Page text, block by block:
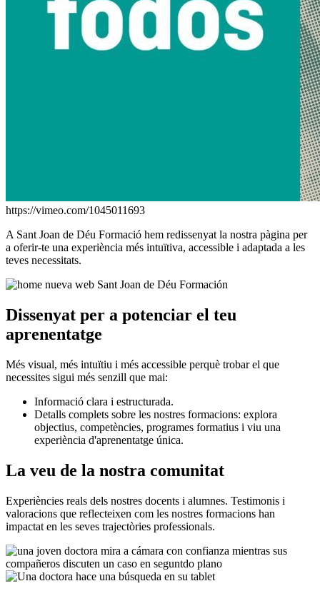
https://vimeo.com/1045011693
A Sant Joan de Déu Formació hem redissenyat la nostra pàgina per
a oferir-te una experiència més intuïtiva, accessible i adaptada a les
teves necessitats.
Dissenyat per a potenciar el teu
aprenentatge
Més visual, més intuïtiu i més accessible perquè trobar el que
necessites sigui més senzill que mai:
Informació clara i estructurada.
Detalls complets sobre les nostres formacions: explora
objectius, competències, programes formatius i viu una
experiència d'aprenentatge única.
La veu de la nostra comunitat
Experiències reals dels nostres docents i alumnes. Testimonis i
valoracions que reflecteixen com les nostres formacions han
impactat en les seves trajectòries professionals.